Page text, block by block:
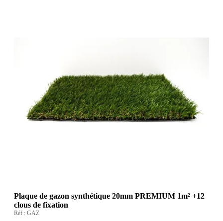
Plaque de gazon synthétique 20mm PREMIUM 1m² +12
clous de fixation
Réf : GAZ